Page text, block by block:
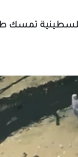
تمسك